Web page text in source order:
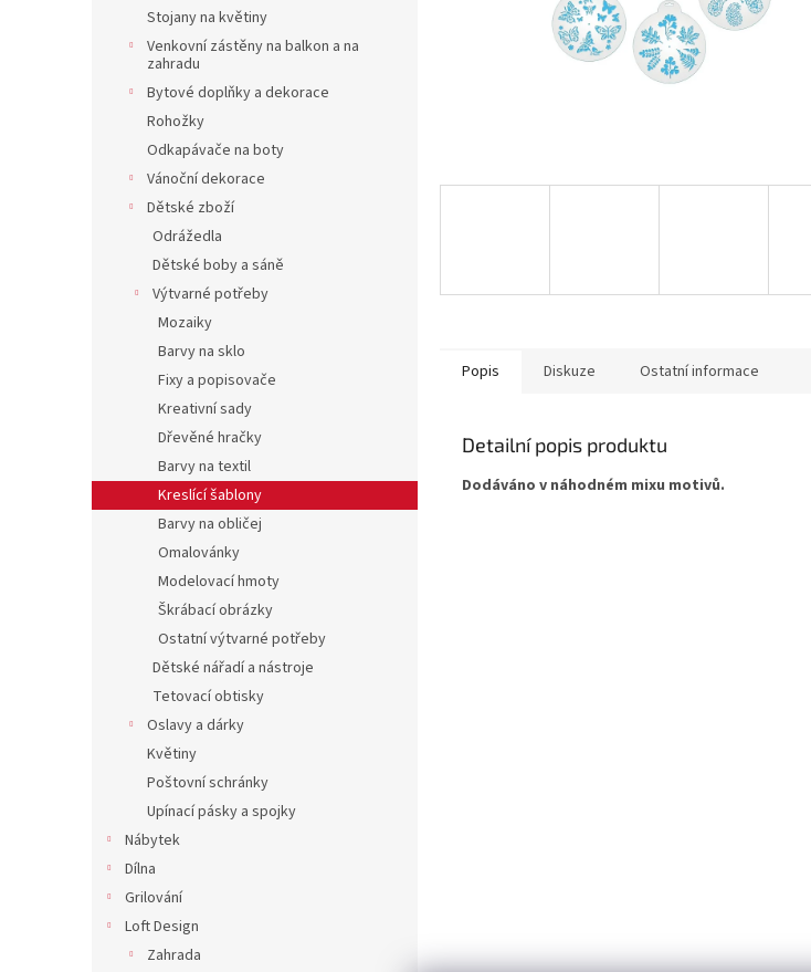
Stojany na květiny
Venkovní zástěny na balkon a na
zahradu
Bytové doplňky a dekorace
Rohožky
Odkapávače na boty
Vánoční dekorace
Dětské zboží
Odrážedla
Dětské boby a sáně
Výtvarné potřeby
Mozaiky
Barvy na sklo
Fixy a popisovače
Kreativní sady
Dřevěné hračky
Barvy na textil
Kreslící šablony
Barvy na obličej
Omalovánky
Modelovací hmoty
Škrábací obrázky
Ostatní výtvarné potřeby
Dětské nářadí a nástroje
Tetovací obtisky
Oslavy a dárky
Květiny
Poštovní schránky
Upínací pásky a spojky
Nábytek
Dílna
Grilování
Loft Design
Zahrada
Popis Diskuze Ostatní informace
Detailní popis produktu
Dodáváno v náhodném mixu motivů.